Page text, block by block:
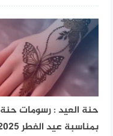
حنة العيد : رسومات حنة
بمناسبة عيد الفطر 2025